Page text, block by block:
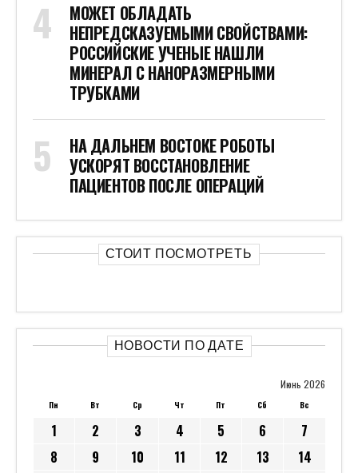
МОЖЕТ ОБЛАДАТЬ
НЕПРЕДСКАЗУЕМЫМИ СВОЙСТВАМИ:
РОССИЙСКИЕ УЧЕНЫЕ НАШЛИ
МИНЕРАЛ С НАНОРАЗМЕРНЫМИ
ТРУБКАМИ
НА ДАЛЬНЕМ ВОСТОКЕ РОБОТЫ
УСКОРЯТ ВОССТАНОВЛЕНИЕ
ПАЦИЕНТОВ ПОСЛЕ ОПЕРАЦИЙ
СТОИТ ПОСМОТРЕТЬ
НОВОСТИ ПО ДАТЕ
Июнь 2026
Пн Вт Ср Чт Пт Сб Вс
1 2 3 4 5 6
7
8
9 10 11 12 13
14